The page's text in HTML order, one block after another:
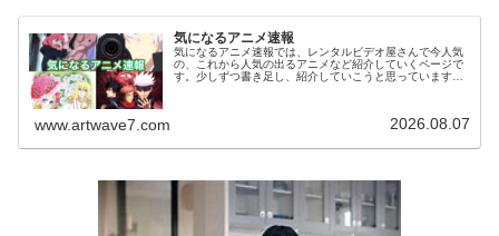
気になるアニメ速報
気になるアニメ速報では、レンタルビデオ屋さんで今人気
の、これから人気の出るアニメなど紹介していくページで
す。少しずつ書き足し、紹介していこうと思っています。
www.artwave7.com 2026.08.07